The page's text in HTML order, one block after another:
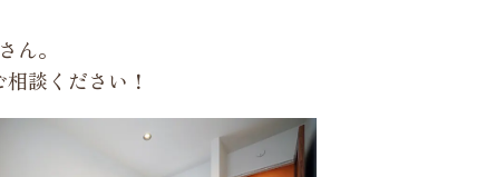
ん。
談ください！